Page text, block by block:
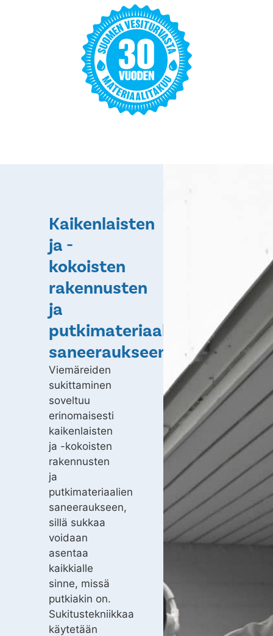
Kaikenlaisten
ja -
kokoisten
rakennusten
ja
putkimateriaalien
saneeraukseen
Viemäreiden
sukittaminen
soveltuu
erinomaisesti
kaikenlaisten
ja -kokoisten
rakennusten
ja
putkimateriaalien
saneeraukseen,
sillä sukkaa
voidaan
asentaa
kaikkialle
sinne, missä
putkiakin on.
Sukitustekniikkaa
käytetään